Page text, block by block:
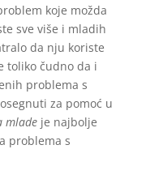
koje možda
sve više i mladih
da nju koriste
toliko čudno da i
problema s
za pomoć u
mladeje najbolje
problema s